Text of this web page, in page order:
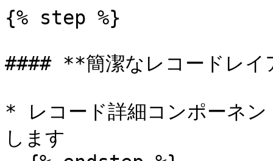
{% step %}
#### **簡潔なレコードレイ
* レコード詳細コンポーネ
します